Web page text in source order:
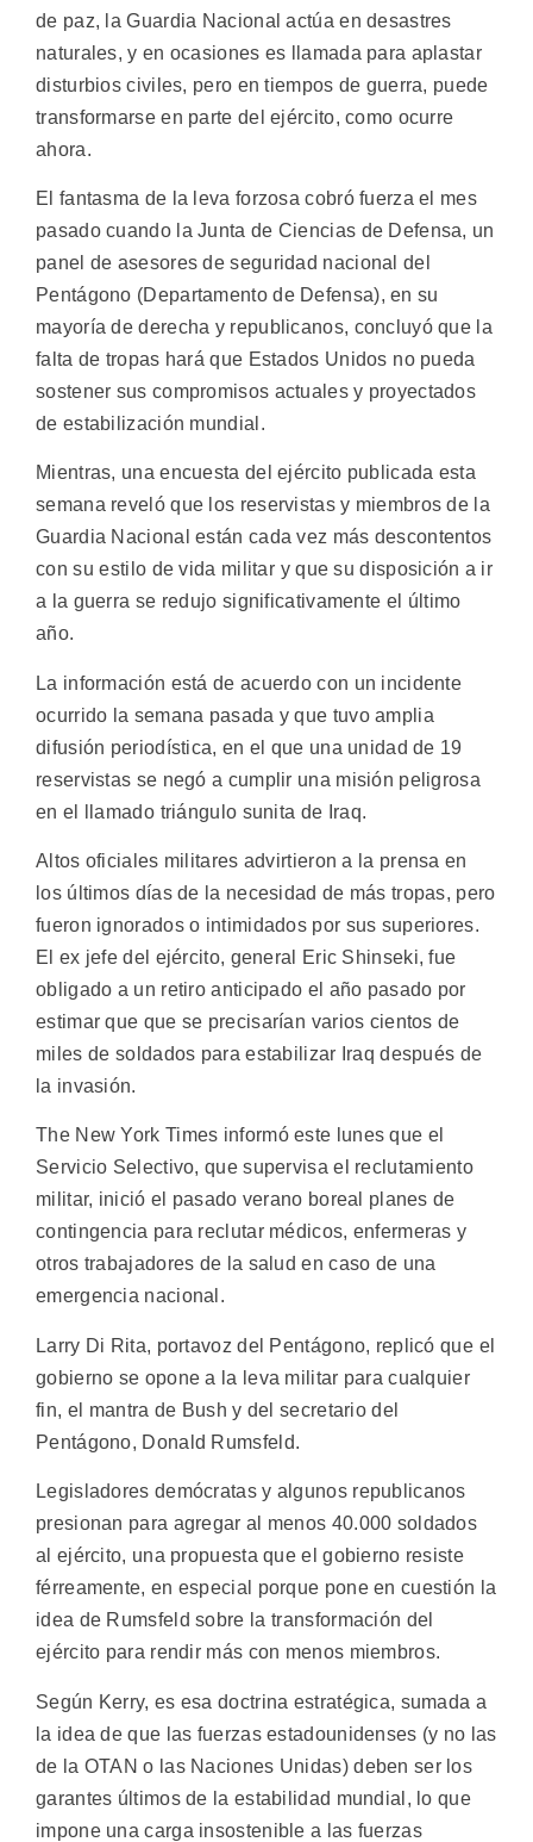
de paz, la Guardia Nacional actúa en desastres
naturales, y en ocasiones es llamada para aplastar
disturbios civiles, pero en tiempos de guerra, puede
transformarse en parte del ejército, como ocurre
ahora.
El fantasma de la leva forzosa cobró fuerza el mes
pasado cuando la Junta de Ciencias de Defensa, un
panel de asesores de seguridad nacional del
Pentágono (Departamento de Defensa), en su
mayoría de derecha y republicanos, concluyó que la
falta de tropas hará que Estados Unidos no pueda
sostener sus compromisos actuales y proyectados
de estabilización mundial.
Mientras, una encuesta del ejército publicada esta
semana reveló que los reservistas y miembros de la
Guardia Nacional están cada vez más descontentos
con su estilo de vida militar y que su disposición a ir
a la guerra se redujo significativamente el último
año.
La información está de acuerdo con un incidente
ocurrido la semana pasada y que tuvo amplia
difusión periodística, en el que una unidad de 19
reservistas se negó a cumplir una misión peligrosa
en el llamado triángulo sunita de Iraq.
Altos oficiales militares advirtieron a la prensa en
los últimos días de la necesidad de más tropas, pero
fueron ignorados o intimidados por sus superiores.
El ex jefe del ejército, general Eric Shinseki, fue
obligado a un retiro anticipado el año pasado por
estimar que que se precisarían varios cientos de
miles de soldados para estabilizar Iraq después de
la invasión.
The New York Times informó este lunes que el
Servicio Selectivo, que supervisa el reclutamiento
militar, inició el pasado verano boreal planes de
contingencia para reclutar médicos, enfermeras y
otros trabajadores de la salud en caso de una
emergencia nacional.
Larry Di Rita, portavoz del Pentágono, replicó que el
gobierno se opone a la leva militar para cualquier
fin, el mantra de Bush y del secretario del
Pentágono, Donald Rumsfeld.
Legisladores demócratas y algunos republicanos
presionan para agregar al menos 40.000 soldados
al ejército, una propuesta que el gobierno resiste
férreamente, en especial porque pone en cuestión la
idea de Rumsfeld sobre la transformación del
ejército para rendir más con menos miembros.
Según Kerry, es esa doctrina estratégica, sumada a
la idea de que las fuerzas estadounidenses (y no las
de la OTAN o las Naciones Unidas) deben ser los
garantes últimos de la estabilidad mundial, lo que
impone una carga insostenible a las fuerzas